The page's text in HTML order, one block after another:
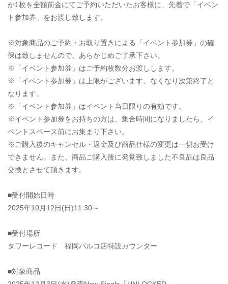
か1枚を全額前金にてご予約いただいたお客様に、先着で「イベン
ト参加券」をお渡し致します。
※対象商品のご予約・お取り置きによる「イベント参加券」の確
保は致しませんので、あらかじめご了承下さい。
※「イベント参加券」はご予約枚数分お渡しします。
※「イベント参加券」は上限がございます。なくなり次第終了と
なります。
※「イベント参加券」はイベント当日限りの有効です。
※イベント参加券をお持ちの方は、集合時間になりましたら、イ
ベントスペース前にお集まり下さい。
※ご購入後のキャンセル・返金及び商品仕様の変更は一切お受け
できません。また、商品ご購入後に発覚致しました不良品は良品
交換とさせて頂きます。
■受付開始日時
2025年10月12日(日)11:30～
■受付場所
タワーレコード 福岡パルコ店特設カウンター
■対象商品